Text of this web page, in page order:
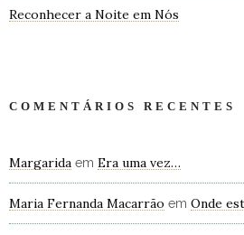
Reconhecer a Noite em Nós
COMENTÁRIOS RECENTES
Margarida em Era uma vez…
Maria Fernanda Macarrão em Onde